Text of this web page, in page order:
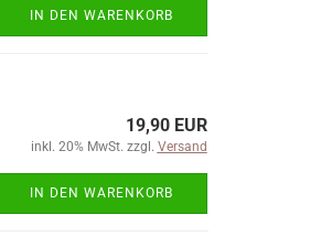
IN DEN WARENKORB
19,90 EUR
inkl. 20% MwSt. zzgl. Versand
IN DEN WARENKORB